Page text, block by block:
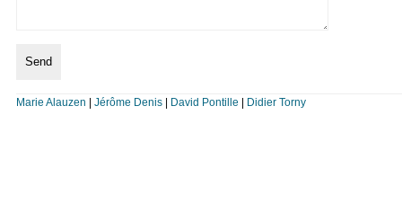
Marie Alauzen Jérôme Denis| David Pontille Didier Torny